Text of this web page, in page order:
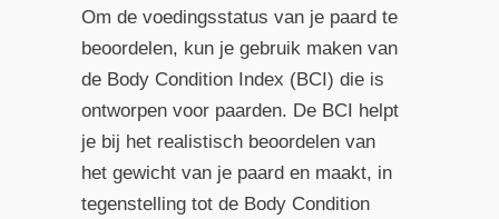
Om de voedingsstatus van je paard te
beoordelen, kun je gebruik maken van
de Body Condition Index (BCI) die is
ontworpen voor paarden. De BCI helpt
je bij het realistisch beoordelen van
het gewicht van je paard en maakt, in
tegenstelling tot de Body Condition